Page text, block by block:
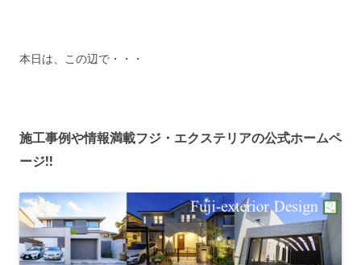
本日は、この辺で・・・
施工事例や情報満載フジ・エクステリアの公式ホームペ
ージ!!